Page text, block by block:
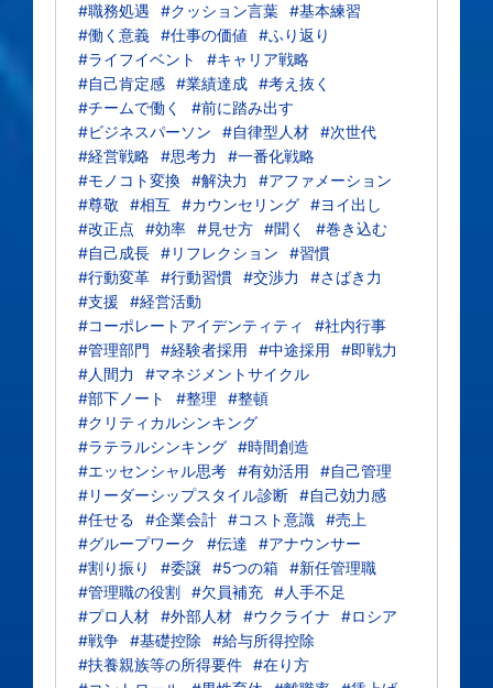
#職務処遇
#クッション言葉 #基本練習
#働く意義 #仕事の価値
#ふり返り
#ライフイベント
#キャリア戦略
#自己肯定感 #業績達成 #考え抜く
#チームで働く
#前に踏み出す
#ビジネスパーソン
#自律型人材 #次世代
#経営戦略 #思考力
#一番化戦略
#モノコト変換 #解決力
#アファメーション
#尊敬
#相互 #カウンセリング #ヨイ出し
#改正点
#効率 #見せ方 #聞く
#巻き込む
#自己成長 #リフレクション
#習慣
#行動変革 #行動習慣 #交渉力
#さばき力
#支援
#経営活動
#コーポレートアイデンティティ
#社内行事
#管理部門
#経験者採用 #中途採用
#即戦力
#人間力
#マネジメントサイクル
#部下ノート
#整理
#整頓
#クリティカルシンキング
#ラテラルシンキング #時間創造
#エッセンシャル思考 #有効活用
#自己管理
#リーダーシップスタイル診断 #自己効力感
#任せる
#企業会計 #コスト意識 #売上
#グループワーク
#伝達
#アナウンサー
#割り振り
#委譲 #5つの箱 #新任管理職
#管理職の役割 #欠員補充 #人手不足
#プロ人材 #外部人材 #ウクライナ
#ロシア
#戦争 #基礎控除
#給与所得控除
#扶養親族等の所得要件 #在り方